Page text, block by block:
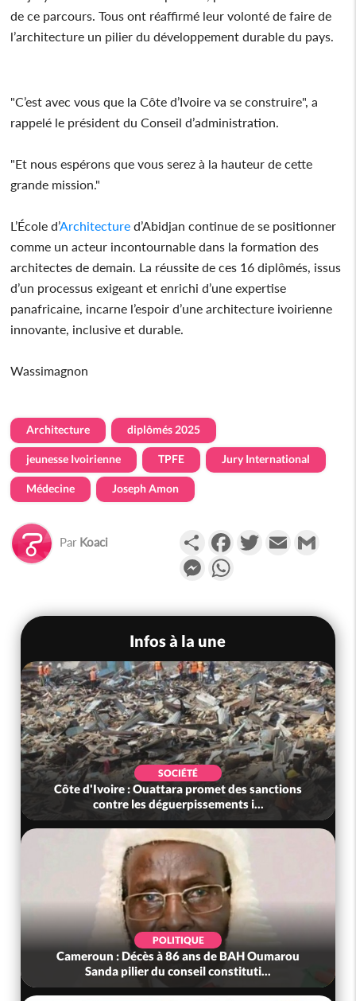
de ce parcours. Tous ont réaffirmé leur volonté de faire de
l’architecture un pilier du développement durable du pays.
"C’est avec vous que la Côte d’Ivoire va se construire", a
rappelé le président du Conseil d’administration.
"Et nous espérons que vous serez à la hauteur de cette
grande mission."
L’École d’Architecture d’Abidjan continue de se positionner
comme un acteur incontournable dans la formation des
architectes de demain. La réussite de ces 16 diplômés, issus
d’un processus exigeant et enrichi d’une expertise
panafricaine, incarne l’espoir d’une architecture ivoirienne
innovante, inclusive et durable.
Wassimagnon
Architecture diplômés 2025
jeunesse Ivoirienne TPFE Jury International
Médecine Joseph Amon
Par Koaci PartagerFacebookTwitterEmail
Messenger
Infos à la une
SOCIÉTÉ
Côte d'Ivoire : Ouattara promet des sanctions
contre les déguerpissements i...
POLITIQUE
Cameroun : Décès à 86 ans de BAH Oumarou
Sanda pilier du conseil constituti...